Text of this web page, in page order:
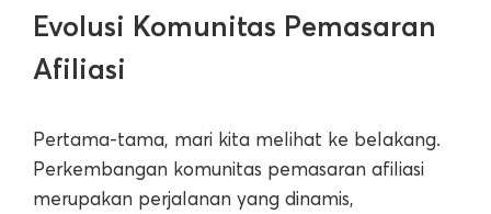
Evolusi Komunitas Pemasaran
Afiliasi
Pertama-tama, mari kita melihat ke belakang.
Perkembangan komunitas pemasaran afiliasi
merupakan perjalanan yang dinamis,